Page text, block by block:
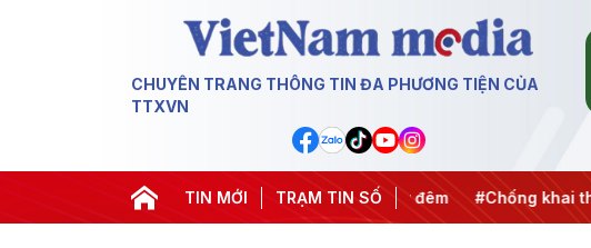
CHUYÊN TRANG THÔNG TIN ĐA PHƯƠNG TIỆN CỦA
TTXVN
TIN MỚI TRẠM TIN SỐ
thành hành động #Chiến dịch 500 ngày đêm #Chống khai thác IUU